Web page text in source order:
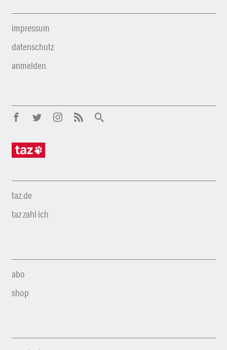
impressum
datenschutz
anmelden
taz.de
taz zahl ich
abo
shop